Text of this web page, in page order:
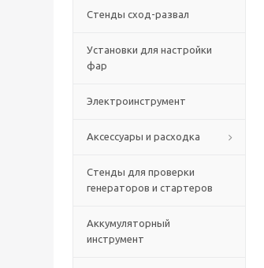
Стенды сход-развал
Установки для настройки
фар
Электроинструмент
Аксессуары и расходка
Стенды для проверки
генераторов и стартеров
Аккумуляторный
инструмент